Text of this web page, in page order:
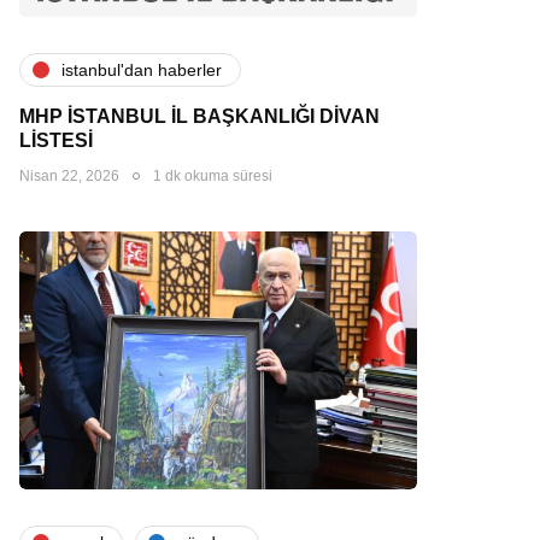
i̇stanbul'dan haberler
MHP İSTANBUL İL BAŞKANLIĞI DİVAN
LİSTESİ
Nisan 22, 2026 1 dk okuma süresi